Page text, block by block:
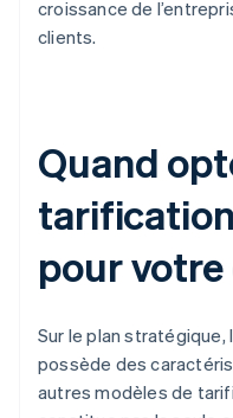
croissance de
clients.
Quand
pour
Sur le plan
possède des
autres modèles de